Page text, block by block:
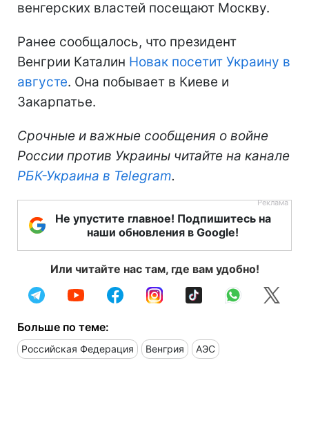
венгерских властей посещают Москву.
Ранее сообщалось, что президент
Венгрии Каталин Новак посетит Украину в
августе. Она побывает в Киеве и
Закарпатье.
Срочные и важные сообщения о войне
России против Украины читайте на канале
РБК-Украина в Telegram.
Не упустите главное! Подпишитесь на
наши обновления в Google!
Или читайте нас там, где вам удобно!
Больше по теме:
Российская Федерация Венгрия АЭС